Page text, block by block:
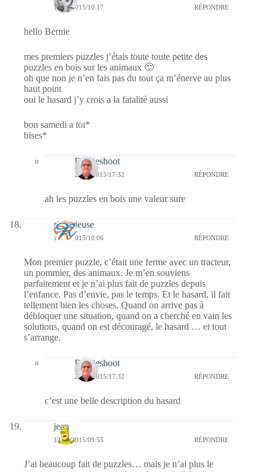
12/09/2015/10:17 RÉPONDRE
hello Bernie
mes premiers puzzles j’étais toute toute petite des
puzzles en bois sur les animaux 🙂
oh que non je n’en fais pas du tout ça m’énerve au plus
haut point
oui le hasard j’y crois a la fatalité aussi
bon samedi a toi*
bises*
Bernieshoot
20/09/2015/17:32 RÉPONDRE
ah les puzzles en bois une valeur sure
rideerieuse
12/09/2015/10:06 RÉPONDRE
Mon premier puzzle, c’était une ferme avec un tracteur,
un pommier, des animaux. Je m’en souviens
parfaitement et je n’ai plus fait de puzzles depuis
l’enfance. Pas d’envie, pas le temps. Et le hasard, il fait
tellement bien les choses. Quand on arrive pas à
débloquer une situation, quand on a cherché en vain les
solutions, quand on est découragé, le hasard … et tout
s’arrange.
Bernieshoot
20/09/2015/17:32 RÉPONDRE
c’est une belle description du hasard
jean
12/09/2015/09:55 RÉPONDRE
J’ai beaucoup fait de puzzles… mais je n’ai plus le